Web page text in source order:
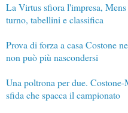
La Virtus sfiora l'impresa,
turno, tabellini e classifica
Prova di forza a casa Costone
non può più nascondersi
Una poltrona per due.
sfida che spacca il campionato